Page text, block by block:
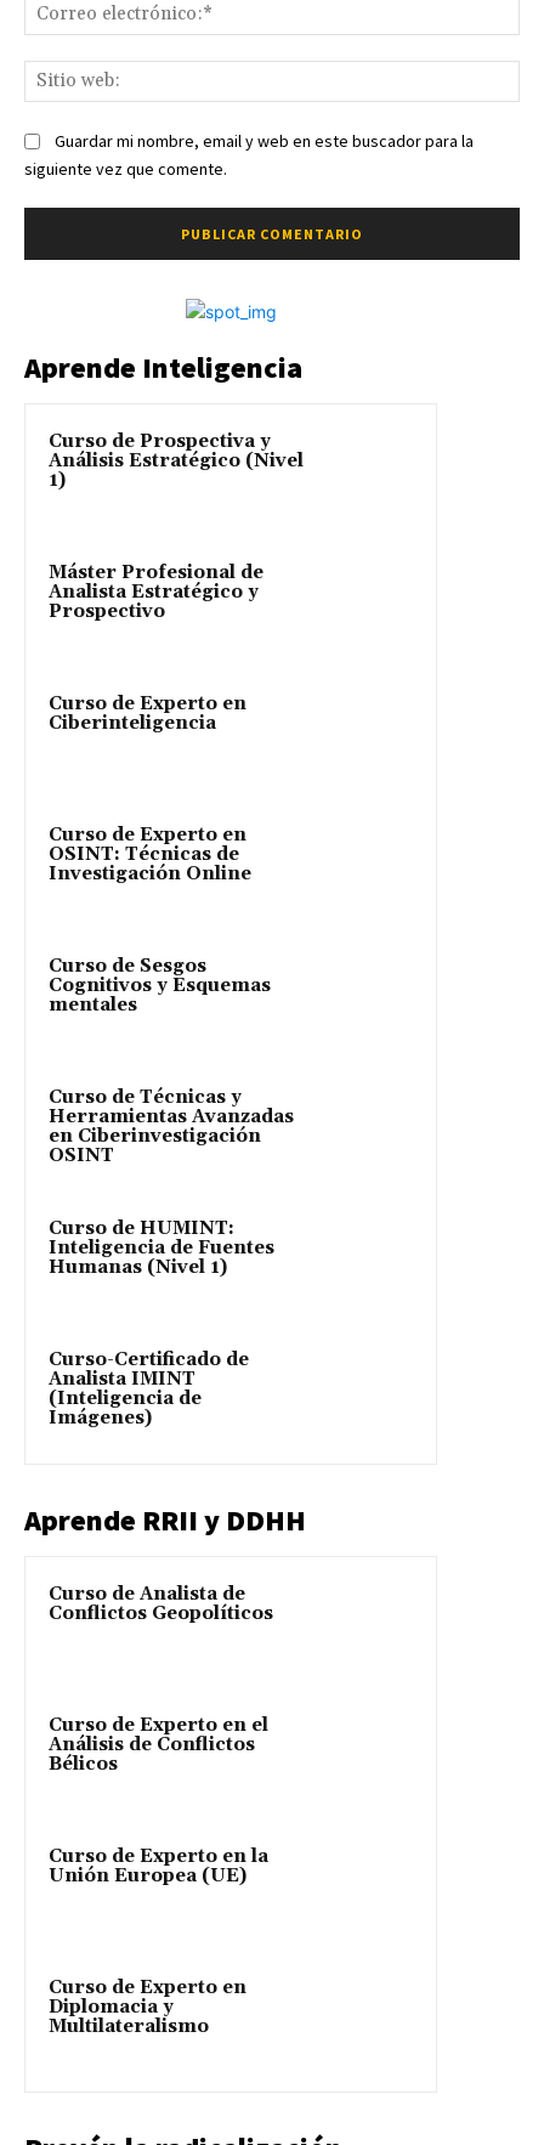
Guardar mi nombre, email y web en este buscador para la
siguiente vez que comente.
Aprende Inteligencia
Curso de Prospectiva y
Análisis Estratégico (Nivel
1)
Máster Profesional de
Analista Estratégico y
Prospectivo
Curso de Experto en
Ciberinteligencia
Curso de Experto en
OSINT: Técnicas de
Investigación Online
Curso de Sesgos
Cognitivos y Esquemas
mentales
Curso de Técnicas y
Herramientas Avanzadas
en Ciberinvestigación
OSINT
Curso de HUMINT:
Inteligencia de Fuentes
Humanas (Nivel 1)
Curso-Certificado de
Analista IMINT
(Inteligencia de
Imágenes)
Aprende RRII y DDHH
Curso de Analista de
Conflictos Geopolíticos
Curso de Experto en el
Análisis de Conflictos
Bélicos
Curso de Experto en la
Unión Europea (UE)
Curso de Experto en
Diplomacia y
Multilateralismo